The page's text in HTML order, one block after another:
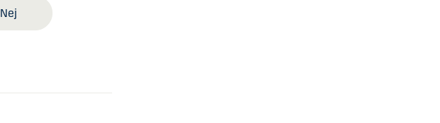
Nej